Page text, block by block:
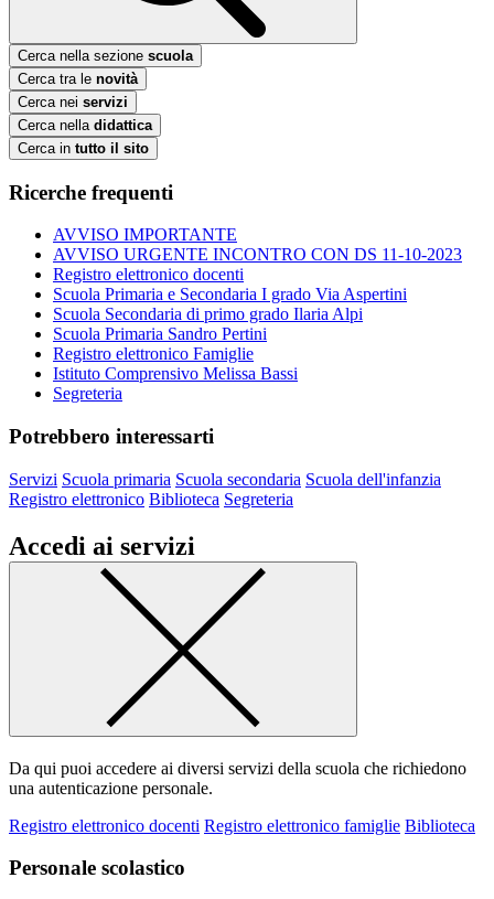
Cerca nella sezione scuola
Cerca tra le novità
Cerca nei servizi
Cerca nella didattica
Cerca in tutto il sito
Ricerche frequenti
AVVISO IMPORTANTE
AVVISO URGENTE INCONTRO CON DS 11-10-2023
Registro elettronico docenti
Scuola Primaria e Secondaria I grado Via Aspertini
Scuola Secondaria di primo grado Ilaria Alpi
Scuola Primaria Sandro Pertini
Registro elettronico Famiglie
Istituto Comprensivo Melissa Bassi
Segreteria
Potrebbero interessarti
Servizi Scuola primaria Scuola secondaria Scuola dell'infanzia
Registro elettronico Biblioteca Segreteria
Accedi ai servizi
Da qui puoi accedere ai diversi servizi della scuola che richiedono
una autenticazione personale.
Registro elettronico docenti Registro elettronico famiglie Biblioteca
Personale scolastico